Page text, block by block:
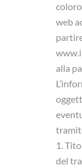
web
alla
1.
del